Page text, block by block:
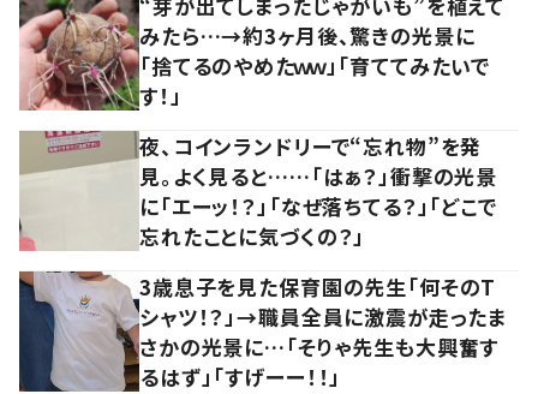
みたら…→約3ヶ月後、驚きの光景に
「捨てるのやめたｗｗ」「育ててみたいで
す！」
夜、コインランドリーで“忘れ物”を発
見。よく見ると……「はぁ？」衝撃の光景
に「エーッ！？」「なぜ落ちてる？」「どこで
忘れたことに気づくの？」
3歳息子を見た保育園の先生「何そのT
シャツ！？」→職員全員に激震が走ったま
さかの光景に…「そりゃ先生も大興奮す
るはず」「すげーー！！」